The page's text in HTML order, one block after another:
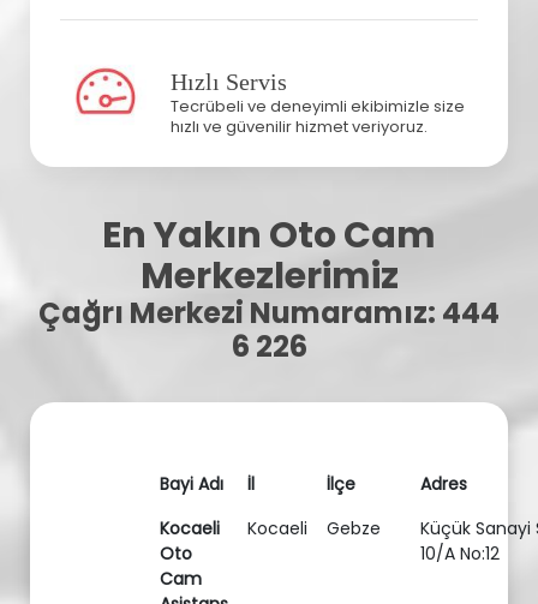
Hızlı Servis
Tecrübeli ve deneyimli ekibimizle size
hızlı ve güvenilir hizmet veriyoruz.
En Yakın Oto Cam
Merkezlerimiz
Çağrı Merkezi Numaramız: 444
6 226
Bayi Adı İl İlçe
Adres
Kocaeli
Oto
Cam
Kocaeli Gebze
Küçük Sanayi
10/A No:12